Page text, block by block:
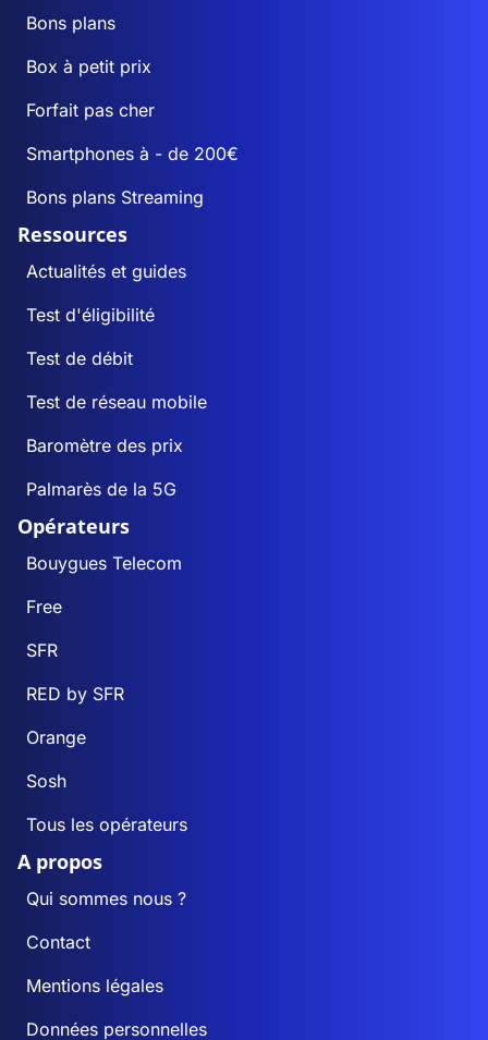
Bons plans
Box à petit prix
Forfait pas cher
Smartphones à - de 200€
Bons plans Streaming
Ressources
Actualités et guides
Test d'éligibilité
Test de débit
Test de réseau mobile
Baromètre des prix
Palmarès de la 5G
Opérateurs
Bouygues Telecom
Free
SFR
RED by SFR
Orange
Sosh
Tous les opérateurs
A propos
Qui sommes nous ?
Contact
Mentions légales
Données personnelles